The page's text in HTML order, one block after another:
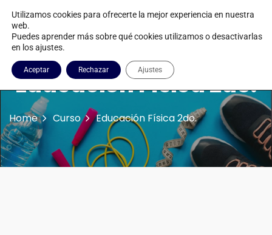
Educación Física 2do.
Home Curso Educación Física 2do.
Utilizamos cookies para ofrecerte la mejor experiencia en nuestra
web.
Puedes aprender más sobre qué cookies utilizamos o desactivarlas
en los ajustes.
Aceptar Rechazar Ajustes